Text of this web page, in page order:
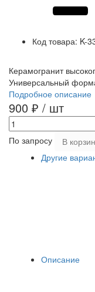
Код товара: K-
Керамогранит
Универсальный
Подробное описание
900 ₽ / шт
По запросу
В
Другие
Описание